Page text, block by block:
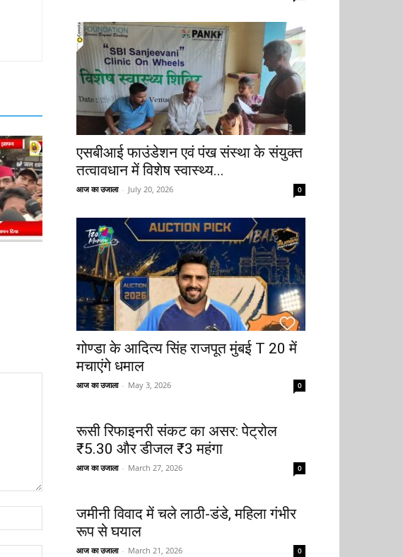
एसबीआई फाउंडेशन एवं पंख संस्था के संयुक्त
तत्वावधान में विशेष स्वास्थ्य...
आज का उजाला - July 20, 2026 0
गोण्डा के आदित्य सिंह राजपूत मुंबई T 20 में
मचाएंगे धमाल
आज का उजाला - May 3, 2026 0
रूसी रिफाइनरी संकट का असर: पेट्रोल
₹5.30 और डीजल ₹3 महंगा
आज का उजाला - March 27, 2026 0
जमीनी विवाद में चले लाठी-डंडे, महिला गंभीर
रूप से घयाल
आज का उजाला - March 21, 2026 0